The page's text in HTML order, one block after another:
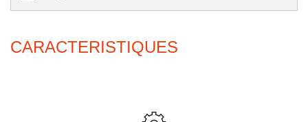
CARACTERISTIQUES